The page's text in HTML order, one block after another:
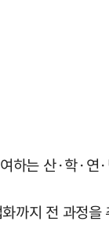
하는 산·학·연
까지 전 과정을